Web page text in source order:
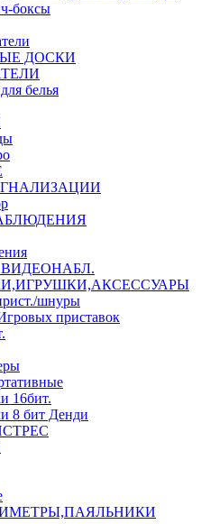
боксы
ДОСКИ
белья
шнуры
приставок
16бит.
8 бит Денди